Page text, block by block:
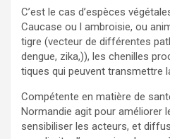
C’est le cas d’espèces
Caucase ou l ambroisie, ou
tigre (vecteur de différentes
dengue, zika,)), les chenilles
tiques qui peuvent transmettre
Compétente en matière de
Normandie agit pour améliorer
sensibiliser les acteurs, et